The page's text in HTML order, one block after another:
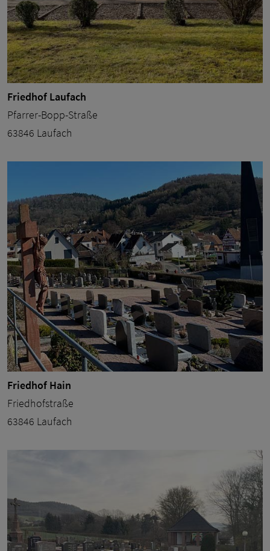
Friedhof Laufach
Pfarrer-Bopp-Straße
63846 Laufach
Friedhof Hain
Friedhofstraße
63846 Laufach